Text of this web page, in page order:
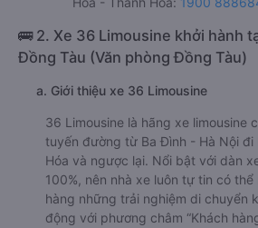
🚌 2. Xe 36 Limousine khởi hành
Đồng Tàu (Văn phòng Đồng Tàu)
a. Giới thiệu xe 36 Limousine
36 Limousine là hãng xe limousine
tuyến đường từ Ba Đình - Hà Nội đi
Hóa và ngược lại. Nổi bật với dàn
100%, nên nhà xe luôn tự tin có
hàng những trải nghiệm di chuyển
động với phương châm “Khách